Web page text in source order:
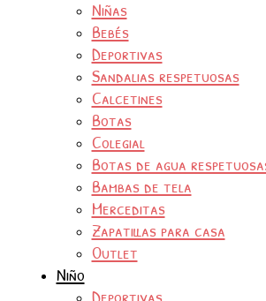
Niñas
Bebés
Deportivas
Sandalias respetuosas
Calcetines
Botas
Colegial
Botas de agua
Bambas de tela
Merceditas
Zapatillas para casa
Outlet
Niño
Deportivas